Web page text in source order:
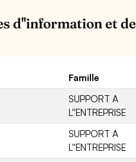
d''information et de
Famille
SUPPORT A
L''ENTREPRISE
SUPPORT A
L''ENTREPRISE